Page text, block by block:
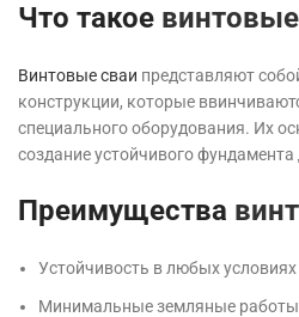
Что такое
Винтовые сваи представляют
конструкции, которые
специального оборудования. Их
создание устойчивого фундамента
Преимущества
Устойчивость в любых условиях
Минимальные земляные работы